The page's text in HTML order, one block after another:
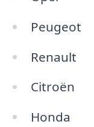
Peugeot
Renault
Citroën
Honda